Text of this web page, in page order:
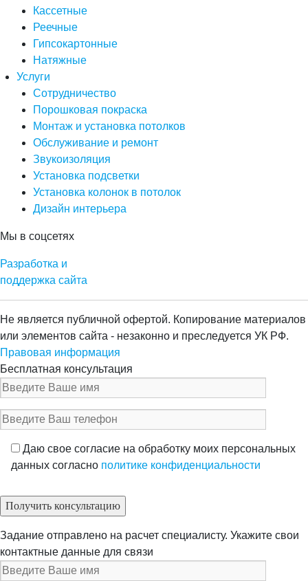
Кассетные
Реечные
Гипсокартонные
Натяжные
Услуги
Сотрудничество
Порошковая покраска
Монтаж и установка потолков
Обслуживание и ремонт
Звукоизоляция
Установка подсветки
Установка колонок в потолок
Дизайн интерьера
Мы в соцсетях
Разработка и
поддержка сайта
Не является публичной офертой. Копирование материалов
или элементов сайта - незаконно и преследуется УК РФ.
Правовая информация
Бесплатная консультация
Даю свое согласие на обработку моих персональных
данных согласно политике конфиденциальности
Задание отправлено на расчет специалисту. Укажите свои
контактные данные для связи